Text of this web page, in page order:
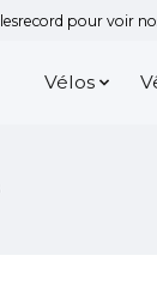
pour voir
Vélos